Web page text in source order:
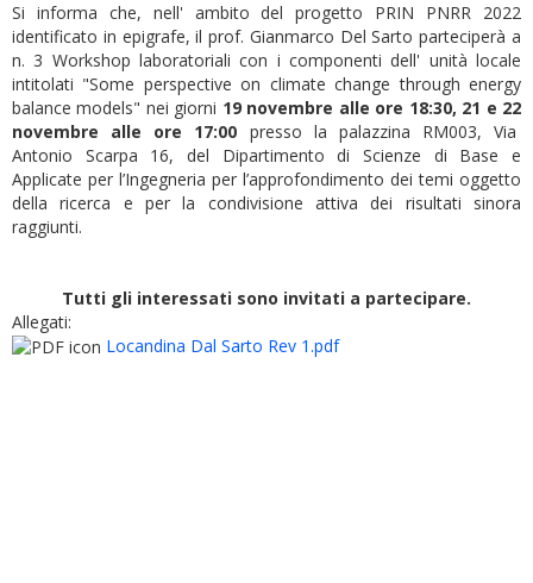
Si informa che, nell' ambito del progetto PRIN PNRR 2022
identificato in epigrafe, il prof. Gianmarco Del Sarto parteciperà a
n. 3 Workshop laboratoriali con i componenti dell' unità locale
intitolati "Some perspective on climate change through energy
balance models" nei giorni 19 novembre alle ore 18:30, 21 e 22
novembre alle ore 17:00 presso la palazzina RM003, Via
Antonio Scarpa 16, del Dipartimento di Scienze di Base e
Applicate per l’Ingegneria per l’approfondimento dei temi oggetto
della ricerca e per la condivisione attiva dei risultati sinora
raggiunti.
Tutti gli interessati sono invitati a partecipare.
Allegati:
Locandina Dal Sarto Rev 1.pdf